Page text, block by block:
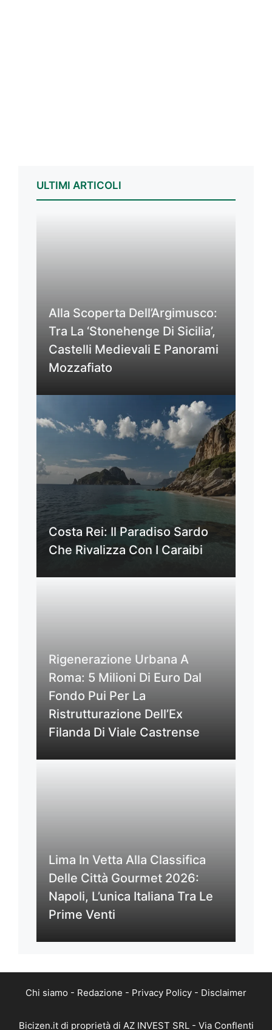
ULTIMI ARTICOLI
Alla Scoperta Dell’Argimusco:
Tra La ‘Stonehenge Di Sicilia’,
Castelli Medievali E Panorami
Mozzafiato
Costa Rei: Il Paradiso Sardo
Che Rivalizza Con I Caraibi
Rigenerazione Urbana A
Roma: 5 Milioni Di Euro Dal
Fondo Pui Per La
Ristrutturazione Dell’Ex
Filanda Di Viale Castrense
Lima In Vetta Alla Classifica
Delle Città Gourmet 2026:
Napoli, L’unica Italiana Tra Le
Prime Venti
Chi siamo - Redazione - Privacy Policy - Disclaimer
Bicizen.it di proprietà di AZ INVEST SRL - Via Conflenti